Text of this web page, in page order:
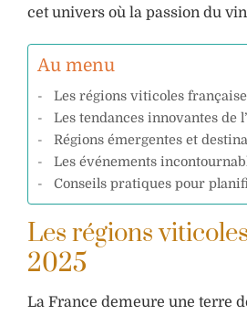
cet univers où la passion du
Au menu
Les régions viticoles
Les tendances innovantes de
Régions émergentes et
Les événements
Conseils pratiques pour
Les régions
2025
La France demeure une terre